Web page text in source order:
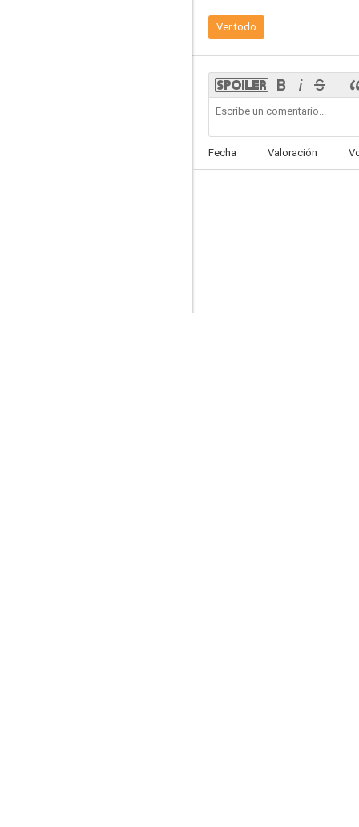
Ver todo
Fecha Valoración